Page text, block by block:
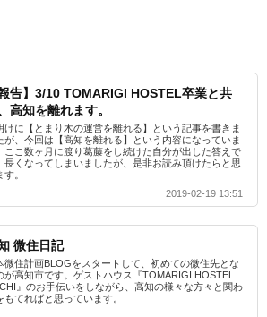
報告】3/10 TOMARIGI HOSTEL卒業と共
高知を離れます。
けに【とまり木の運営を離れる】という記事を書きま
が、今回は【高知を離れる】という内容になっていま
ここ数ヶ月に渡り葛藤をし続けた自分が出した答えで
長くなってしまいましたが、是非お読み頂けたらと思
す。
2019-02-19 13:51
微住日記
微住計画BLOGをスタートして、初めての微住先とな
が高知市です。ゲストハウス『TOMARIGI HOSTEL
』のお手伝いをしながら、高知の様々な方々と関わ
もてればと思っています。